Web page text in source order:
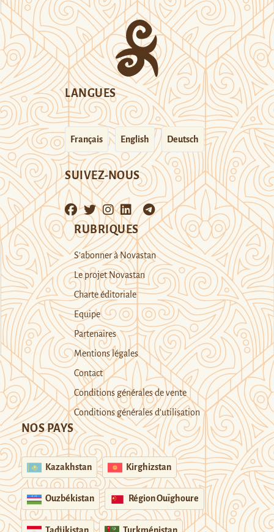
LANGUES
Français English Deutsch
SUIVEZ-NOUS
RUBRIQUES
S’abonner à Novastan
Le projet Novastan
Charte éditoriale
Equipe
Partenaires
Mentions légales
Contact
Conditions générales de vente
Conditions générales d’utilisation
NOS PAYS
Kazakhstan Kirghizstan
Ouzbékistan Région Ouïghoure
Tadjikistan Turkménistan